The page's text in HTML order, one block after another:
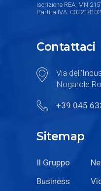
Iscrizione REA: MN
Partita IVA:
Contattaci
Via
Nogarole
+39 045
Sitemap
Il Gruppo
Business